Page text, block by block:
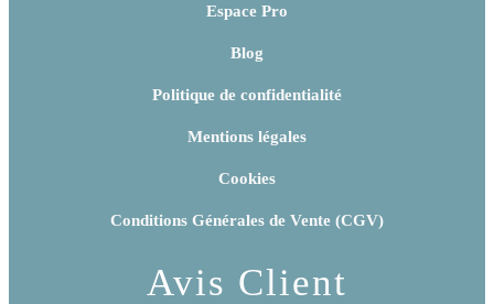
Espace Pro
Blog
Politique de confidentialité
Mentions légales
Cookies
Conditions Générales de Vente (CGV)
Avis Client